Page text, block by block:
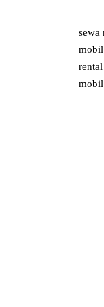
sewa